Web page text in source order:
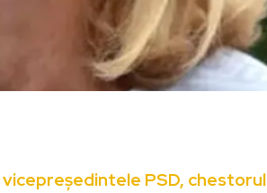
PSD, chestorul